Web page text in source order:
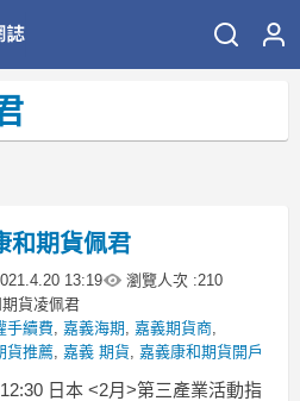
和期貨佩君
13:19 瀏覽人次 :210
貨凌佩君
手續費, 嘉義海期, 嘉義期貨商,
貨推薦, 嘉義 期貨, 嘉義康和期貨開戶
日本 <2月>第三產業活動指